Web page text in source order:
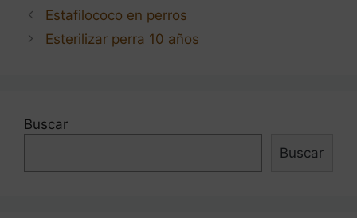
Navegación
de
Estafilococo en perros
Esterilizar perra 10 años
Buscar
Buscar